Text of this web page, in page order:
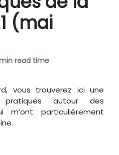
(mai
read time
vous trouverez ici une
autour des
m’ont particulièrement